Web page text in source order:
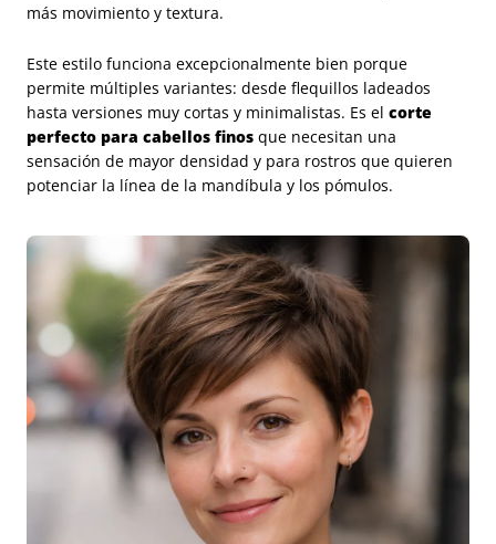
más movimiento y textura.
Este estilo funciona excepcionalmente bien porque
permite múltiples variantes: desde flequillos ladeados
hasta versiones muy cortas y minimalistas. Es el corte
perfecto para cabellos finos que necesitan una
sensación de mayor densidad y para rostros que quieren
potenciar la línea de la mandíbula y los pómulos.